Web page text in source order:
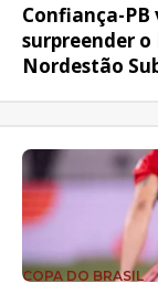
Confiança-PB
surpreender
Nordestão
COPA DO BRASIL